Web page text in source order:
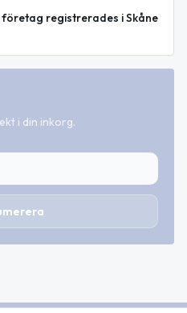
företag registrerades i Skåne
i din inkorg.